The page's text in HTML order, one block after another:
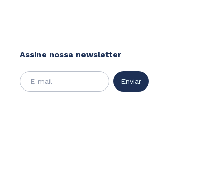
Assine nossa newsletter